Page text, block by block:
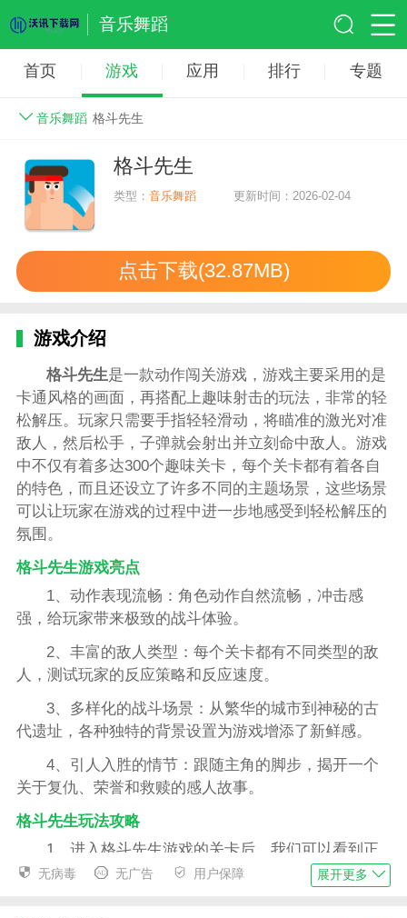
音乐舞蹈
首页 游戏 应用 排行 专题
音乐舞蹈 格斗先生
格斗先生
类型：音乐舞蹈 更新时间：2026-02-04
点击下载(32.87MB)
游戏介绍
格斗先生是一款动作闯关游戏，游戏主要采用的是
卡通风格的画面，再搭配上趣味射击的玩法，非常的轻
松解压。玩家只需要手指轻轻滑动，将瞄准的激光对准
敌人，然后松手，子弹就会射出并立刻命中敌人。游戏
中不仅有着多达300个趣味关卡，每个关卡都有着各自
的特色，而且还设立了许多不同的主题场景，这些场景
可以让玩家在游戏的过程中进一步地感受到轻松解压的
氛围。
格斗先生游戏亮点
1、动作表现流畅：角色动作自然流畅，冲击感
强，给玩家带来极致的战斗体验。
2、丰富的敌人类型：每个关卡都有不同类型的敌
人，测试玩家的反应策略和反应速度。
3、多样化的战斗场景：从繁华的城市到神秘的古
代遗址，各种独特的背景设置为游戏增添了新鲜感。
4、引人入胜的情节：跟随主角的脚步，揭开一个
关于复仇、荣誉和救赎的感人故事。
格斗先生玩法攻略
1、进入格斗先生游戏的关卡后，我们可以看到正
上方有着6个拳头标识，其中3黑3黄，3个黑色的拳头会
无病毒 无广告 用户保障 展开更多